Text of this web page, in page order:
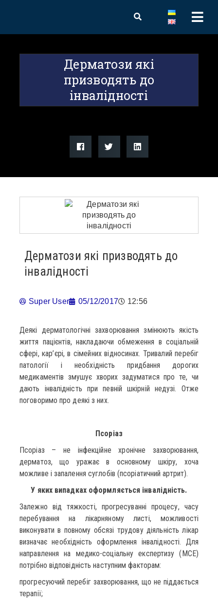
Дерматози які
призводять до
інвалідності
Дерматози які призводять до
інвалідності
Super User 05/12/2017 12:56
Деякі дерматологічні захворювання змінюють якість
життя пацієнтів, накладаючи обмеження в соціальній
сфері, кар’єрі, в сімейних відносинах. Тривалий перебіг
патології і необхідність придбання дорогих
медикаментів змушує хворих задуматися про те, чи
дають інвалідність при певній шкірній недузі. Отже
поговоримо про деякі з них.
Псоріаз
Псоріаз – не інфекційне хронічне захворювання,
дерматоз, що уражає в основному шкіру, хоча
можливе і запалення суглобів (псоріатичний артрит).
У яких випадках оформляється інвалідність.
Залежно від тяжкості, прогресуванні процесу, часу
перебування на лікарняному листі, можливості
виконувати в повному обсязі трудову діяльність лікар
визначає необхідність оформлення інвалідності. Для
направлення на медико-соціальну експертизу (МСЕ)
потрібно відповідність наступним факторам:
прогресуючий перебіг захворювання, що не піддається
терапії;